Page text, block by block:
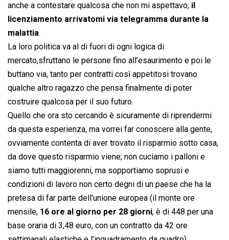
anche a contestare qualcosa che non mi aspettavo, il
licenziamento arrivatomi via telegramma durante la
malattia.
La loro politica va al di fuori di ogni logica di
mercato,sfruttano le persone fino all’esaurimento e poi le
buttano via, tanto per contratti così appetitosi trovano
qualche altro ragazzo che pensa finalmente di poter
costruire qualcosa per il suo futuro.
Quello che ora sto cercando è sicuramente di riprendermi
da questa esperienza, ma vorrei far conoscere alla gente,
ovviamente contenta di aver trovato il risparmio sotto casa,
da dove questo risparmio viene; non cuciamo i palloni e
siamo tutti maggiorenni, ma sopportiamo soprusi e
condizioni di lavoro non certo degni di un paese che ha la
pretesa di far parte dell’unione europea (il monte ore
mensile, 16 ore al giorno per 28 giorni, è di 448 per una
base oraria di 3,48 euro, con un contratto da 42 ore